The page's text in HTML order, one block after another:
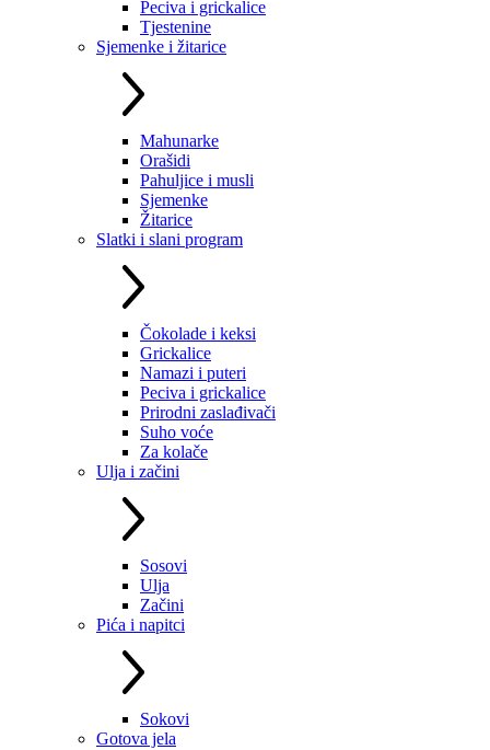
Peciva i grickalice
Tjestenine
Sjemenke i žitarice
Mahunarke
Orašidi
Pahuljice i musli
Sjemenke
Žitarice
Slatki i slani program
Čokolade i keksi
Grickalice
Namazi i puteri
Peciva i grickalice
Prirodni zaslađivači
Suho voće
Za kolače
Ulja i začini
Sosovi
Ulja
Začini
Pića i napitci
Sokovi
Gotova jela